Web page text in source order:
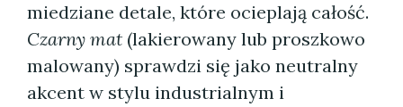
miedziane detale, które ocieplają całość.
Czarny mat (lakierowany lub proszkowo
malowany) sprawdzi się jako neutralny
akcent w stylu industrialnym i